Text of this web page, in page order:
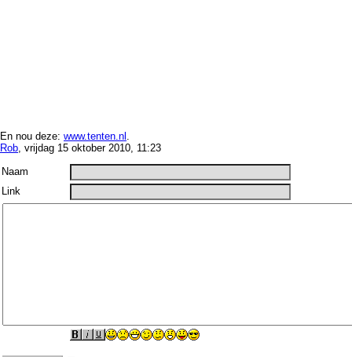
En nou deze: www.tenten.nl .
Rob, vrijdag 15 oktober 2010, 11:23
Naam
Link